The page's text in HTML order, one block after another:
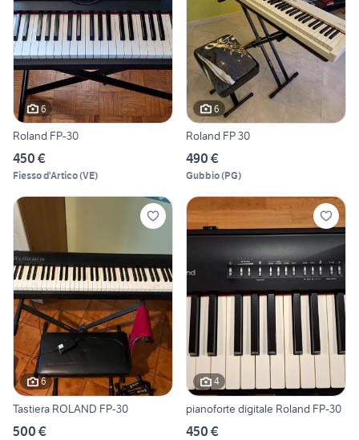
6
Roland FP-30
450 €
Fiesso d'Artico(VE)
6
Roland FP 30
490 €
Gubbio(PG)
6
Tastiera ROLAND FP-30
500 €
4
pianoforte digitale Roland FP-30
450 €